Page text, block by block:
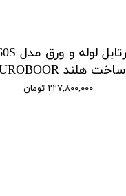
ساخت هلند EUROBOOR
۲۲۷,۸۰۰,۰۰۰ تومان